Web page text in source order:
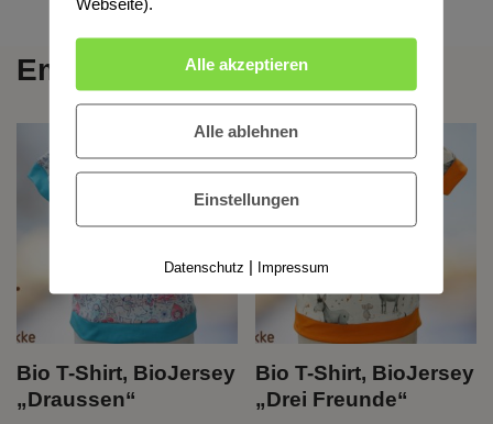
Empfehlungen
Bio T-Shirt, BioJersey
„Draussen“
Bio T-Shirt, BioJersey
„Drei Freunde“
Alle akzeptieren
Alle ablehnen
Einstellungen
Datenschutz | Impressum